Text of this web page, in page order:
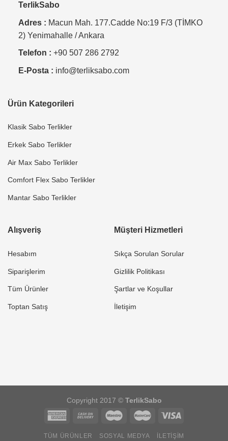
TerlikSabo
Adres : Macun Mah. 177.Cadde No:19 F/3 (TİMKO
2) Yenimahalle / Ankara
Telefon : +90 507 286 2792
E-Posta : info@terliksabo.com
Ürün Kategorileri
Klasik Sabo Terlikler
Erkek Sabo Terlikler
Air Max Sabo Terlikler
Comfort Flex Sabo Terlikler
Mantar Sabo Terlikler
Alışveriş
Hesabım
Siparişlerim
Tüm Ürünler
Toptan Satış
Müşteri Hizmetleri
Sıkça Sorulan Sorular
Gizlilik Politikası
Şartlar ve Koşullar
İletişim
Copyright 2017 © TerlikSabo
TÜM ÜRÜNLER SOSYAL MEDYA İLETIŞIM